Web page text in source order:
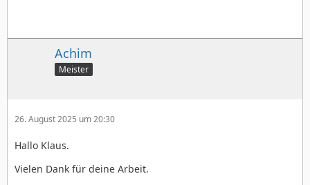
Achim
Meister
26. August 2025 um 20:30
Hallo Klaus.
Vielen Dank für deine Arbeit.